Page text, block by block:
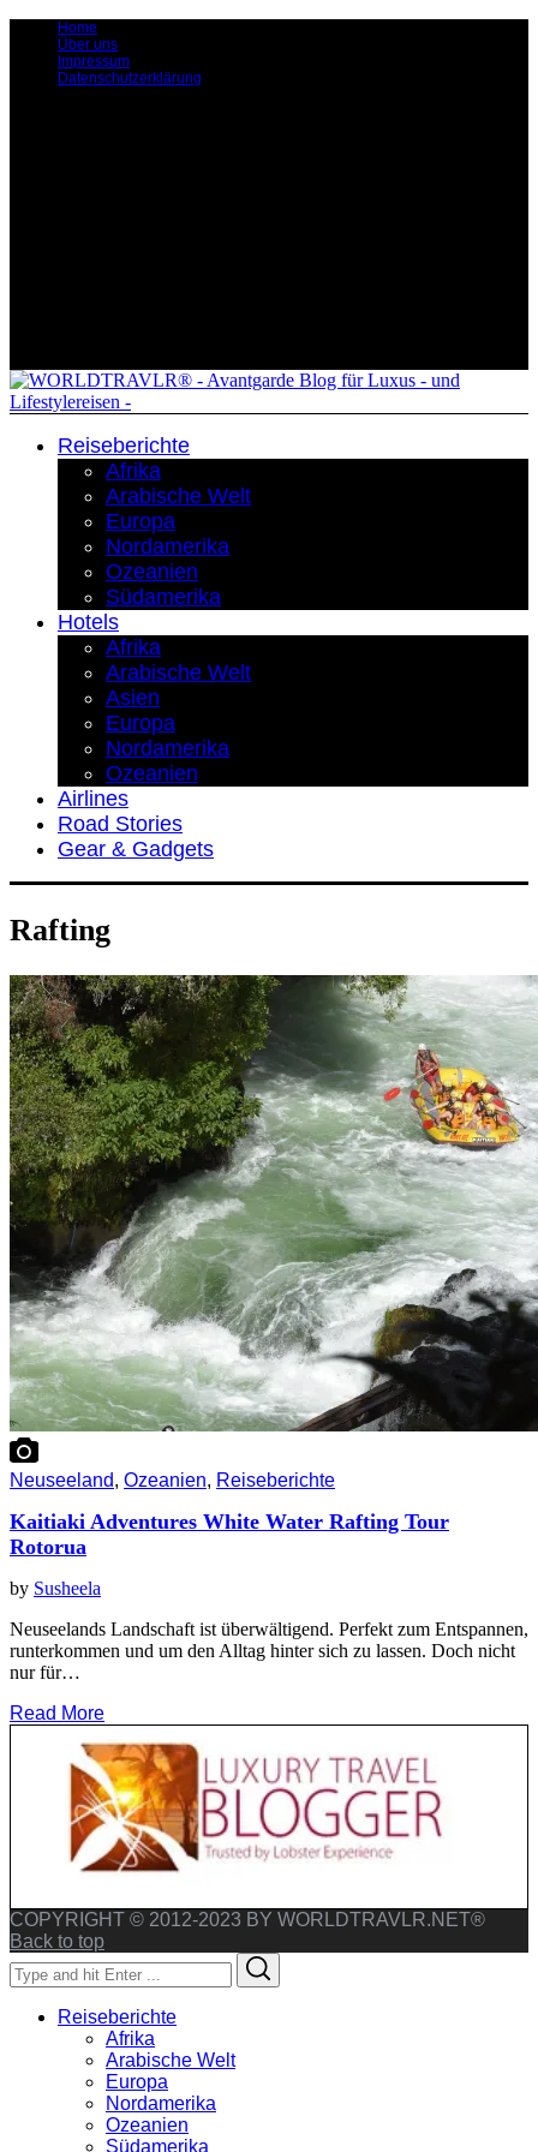
Home
Über uns
Impressum
Datenschutzerklärung
Reiseberichte
Afrika
Arabische Welt
Europa
Nordamerika
Ozeanien
Südamerika
Hotels
Afrika
Arabische Welt
Asien
Europa
Nordamerika
Ozeanien
Airlines
Road Stories
Gear & Gadgets
Rafting
Neuseeland, Ozeanien, Reiseberichte
Kaitiaki Adventures White Water Rafting Tour
Rotorua
by Susheela
Neuseelands Landschaft ist überwältigend. Perfekt zum Entspannen,
runterkommen und um den Alltag hinter sich zu lassen. Doch nicht
nur für…
Read More
COPYRIGHT © 2012-2023 BY WORLDTRAVLR.NET®
Back to top
Search
for:
Reiseberichte
Afrika
Arabische Welt
Europa
Nordamerika
Ozeanien
Südamerika